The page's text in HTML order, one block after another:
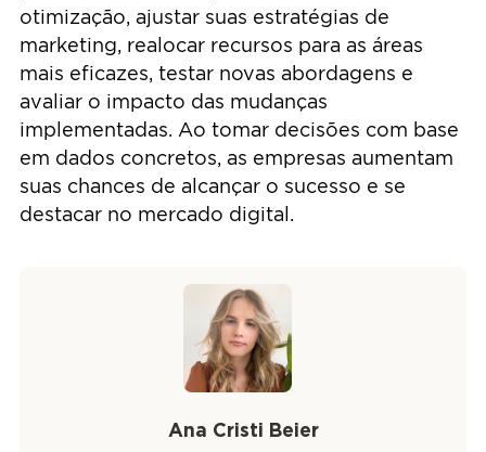
otimização, ajustar suas estratégias de
marketing, realocar recursos para as áreas
mais eficazes, testar novas abordagens e
avaliar o impacto das mudanças
implementadas. Ao tomar decisões com base
em dados concretos, as empresas aumentam
suas chances de alcançar o sucesso e se
destacar no mercado digital.
Ana Cristi Beier